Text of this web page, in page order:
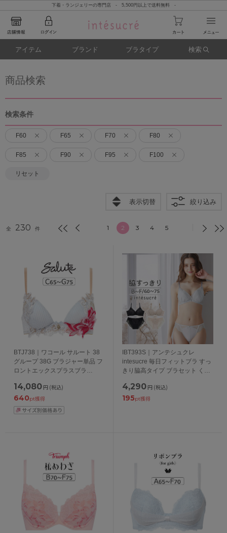
下着・ランジェリーの専門店 - 5,500円以上で送料無料 -
アイテム ブランド ブラタイプ 検索
商品検索
検索条件
F60 F65 F70 F80
F85 F90 F95 F100
リセット
表示切替 絞り込み
全 230 件 1 2 3 4 5
BTJ738｜ワコール サルート 38
グループ 38G ブラジャー単品 フ
ロントエックスプラスブラ
65/70/75cm
14,080 円 (税込)
640pt獲得
IBT393S｜アンテシュクレ
intesucre 毎日フィットブラ すっ
きり脇高タイプ ブラセット くっ
ンダー60/65/70/75cm
4,290 円 (税込)
195pt獲得